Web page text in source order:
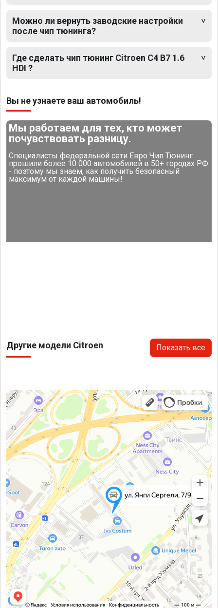
Можно ли вернуть заводские настройки
после чип тюнинга?
Где сделать чип тюнинг Citroen C4 B7 1.6
HDI ?
Вы не узнаете ваш автомобиль!
Мы работаем для тех, кто может
почувствовать разницу.
Специалисты федеральной сети Евро Чип Тюнинг
прошили более 10 000 автомобилей в 50+ городах РФ
- поэтому мы знаем, как получить безопасный
максимум от каждой машины!
Другие модели Citroen Показать все